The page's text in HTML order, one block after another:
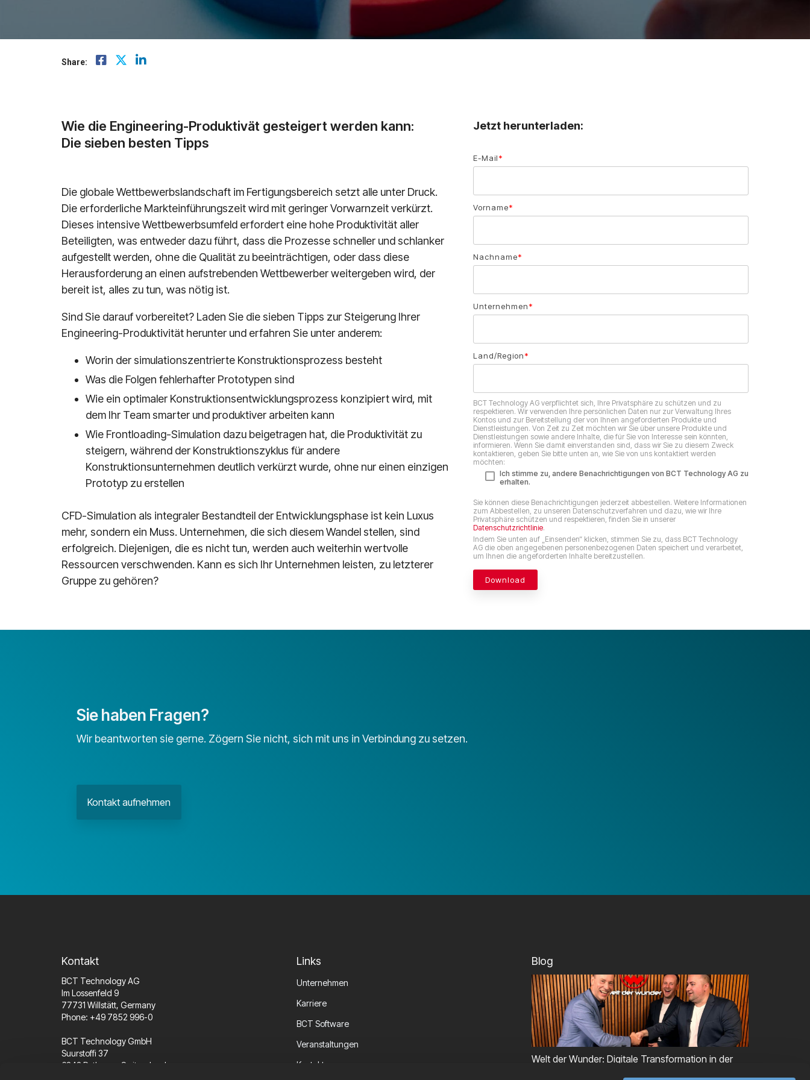
Share:
Wie die Engineering-Produktivät gesteigert werden kann:
Die sieben besten Tipps
Die globale Wettbewerbslandschaft im Fertigungsbereich setzt alle unter Druck.
Die erforderliche Markteinführungszeit wird mit geringer Vorwarnzeit verkürzt.
Dieses intensive Wettbewerbsumfeld erfordert eine hohe Produktivität aller
Beteiligten, was entweder dazu führt, dass die Prozesse schneller und schlanker
aufgestellt werden, ohne die Qualität zu beeinträchtigen, oder dass diese
Herausforderung an einen aufstrebenden Wettbewerber weitergeben wird, der
bereit ist, alles zu tun, was nötig ist.
Sind Sie darauf vorbereitet? Laden Sie die sieben Tipps zur Steigerung Ihrer
Engineering-Produktivität herunter und erfahren Sie unter anderem:
Worin der simulationszentrierte Konstruktionsprozess besteht
Was die Folgen fehlerhafter Prototypen sind
Wie ein optimaler Konstruktionsentwicklungsprozess konzipiert wird, mit
dem Ihr Team smarter und produktiver arbeiten kann
Wie Frontloading-Simulation dazu beigetragen hat, die Produktivität zu
steigern, während der Konstruktionszyklus für andere
Konstruktionsunternehmen deutlich verkürzt wurde, ohne nur einen einzigen
Prototyp zu erstellen
CFD-Simulation als integraler Bestandteil der Entwicklungsphase ist kein Luxus
mehr, sondern ein Muss. Unternehmen, die sich diesem Wandel stellen, sind
erfolgreich. Diejenigen, die es nicht tun, werden auch weiterhin wertvolle
Ressourcen verschwenden. Kann es sich Ihr Unternehmen leisten, zu letzterer
Gruppe zu gehören?
Jetzt herunterladen:
E-Mail*
Vorname*
Nachname*
Unternehmen*
Land/Region*
BCT Technology AG verpflichtet sich, Ihre Privatsphäre zu schützen und zu
respektieren. Wir verwenden Ihre persönlichen Daten nur zur Verwaltung Ihres
Kontos und zur Bereitstellung der von Ihnen angeforderten Produkte und
Dienstleistungen. Von Zeit zu Zeit möchten wir Sie über unsere Produkte und
Dienstleistungen sowie andere Inhalte, die für Sie von Interesse sein könnten,
informieren. Wenn Sie damit einverstanden sind, dass wir Sie zu diesem Zweck
kontaktieren, geben Sie bitte unten an, wie Sie von uns kontaktiert werden
möchten:
Ich stimme zu, andere Benachrichtigungen von BCT Technology AG zu
erhalten.
Sie können diese Benachrichtigungen jederzeit abbestellen. Weitere Informationen
zum Abbestellen, zu unseren Datenschutzverfahren und dazu, wie wir Ihre
Privatsphäre schützen und respektieren, finden Sie in unserer
Datenschutzrichtlinie.
Indem Sie unten auf „Einsenden“ klicken, stimmen Sie zu, dass BCT Technology
AG die oben angegebenen personenbezogenen Daten speichert und verarbeitet,
um Ihnen die angeforderten Inhalte bereitzustellen.
Sie haben Fragen?
Wir beantworten sie gerne. Zögern Sie nicht, sich mit uns in Verbindung zu setzen.
Kontakt aufnehmen
Kontakt
BCT Technology AG
Im Lossenfeld 9
77731 Willstätt, Germany
Phone: +49 7852 996-0
BCT Technology GmbH
Suurstoffi 37
6343 Rotkreuz, Switzerland
Links
Unternehmen
Karriere
BCT Software
Veranstaltungen
Kontakt
Blog
Welt der Wunder: Digitale Transformation in der